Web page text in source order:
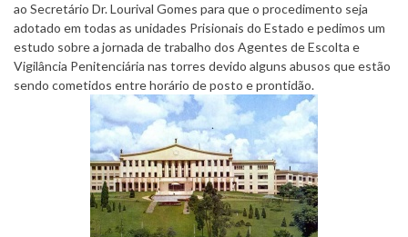
ao Secretário Dr. Lourival Gomes para que o procedimento seja
adotado em todas as unidades Prisionais do Estado e pedimos um
estudo sobre a jornada de trabalho dos Agentes de Escolta e
Vigilância Penitenciária nas torres devido alguns abusos que estão
sendo cometidos entre horário de posto e prontidão.